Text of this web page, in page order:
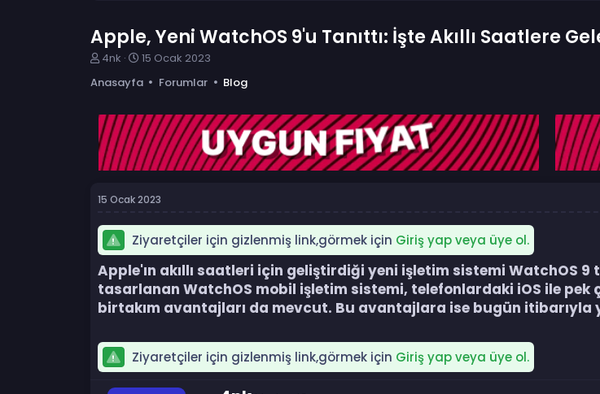
Apple, Yeni WatchOS 9'u Tanıttı: İşte Akıllı Saatlere
K
n
u
y
u
b
a
l
t
a
4nk
B
ş
a
n
g
ı
ç
a
i
h
i
15 Ocak 2023
Anasayfa
Forumlar Blog
15 Ocak 2023
Ziyaretçiler için gizlenmiş link,görmek için Giriş yap veya üye ol.
Apple'ın akıllı saatleri için geliştirdiği yeni işletim sistemi WatchOS 9
tasarlanan WatchOS mobil işletim sistemi, telefonlardaki iOS ile pek
birtakım avantajları da mevcut. Bu avantajlara ise bugün itibarıyla
Ziyaretçiler için gizlenmiş link,görmek için Giriş yap veya üye ol.